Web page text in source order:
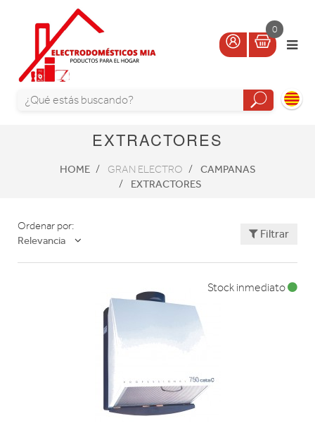
0
EXTRACTORES
HOME GRAN ELECTRO
CAMPANAS
EXTRACTORES
Ordenar por:
Relevancia
Filtrar
Stock inmediato